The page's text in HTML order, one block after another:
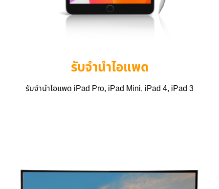
รับจำนำไอแพด
รับจำนำไอแพด iPad Pro, iPad Mini, iPad 4, iPad 3